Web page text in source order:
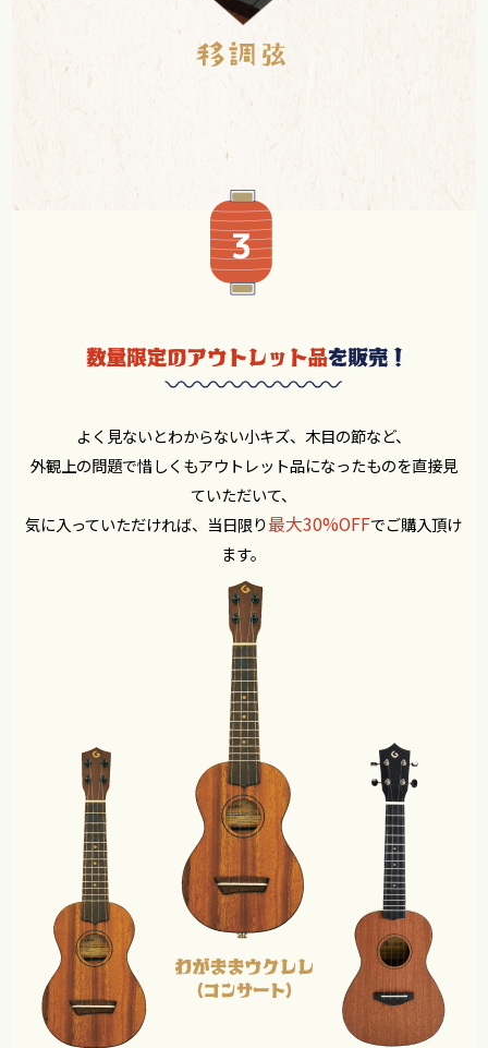
よく見ないとわからない小キズ、木目の節など、
外観上の問題で惜しくもアウトレット品になったものを直接見
ていただいて、
気に入っていただければ、当日限り最大30%OFFでご購入頂け
ます。